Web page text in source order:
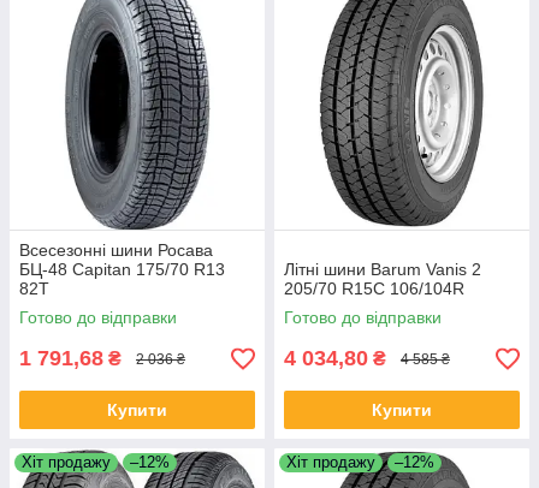
Всесезонні шини Росава
БЦ-48 Capitan 175/70 R13
82T
Готово до відправки
1 791,68 ₴ 2 036 ₴
Купити
Літні шини Barum Vanis 2
205/70 R15C 106/104R
Готово до відправки
4 034,80 ₴ 4 585 ₴
Купити
Хіт продажу –12% Хіт продажу –12%